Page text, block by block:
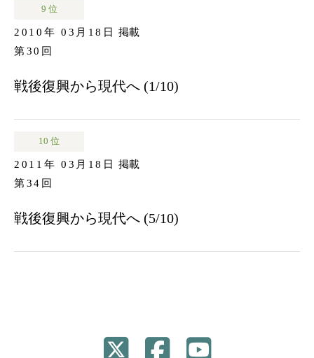
9 位
2010年 03月18日
掲載
第30回
戦後復興から現代へ (1/10)
10 位
2011年 03月18日
掲載
第34回
戦後復興から現代へ (5/10)